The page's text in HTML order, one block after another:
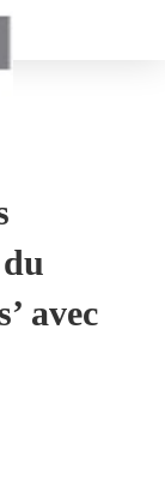
avec